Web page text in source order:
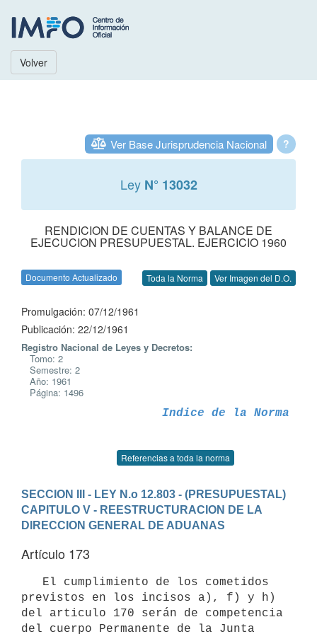
Volver
?
Ver Base Jurisprudencia Nacional
Ley N° 13032
RENDICION DE CUENTAS Y BALANCE DE
EJECUCION PRESUPUESTAL. EJERCICIO 1960
Documento Actualizado Toda la Norma Ver Imagen del D.O.
Promulgación: 07/12/1961
Publicación: 22/12/1961
Registro Nacional de Leyes y Decretos:
Tomo: 2
Semestre: 2
Año: 1961
Página: 1496
Indice de la Norma
Referencias a toda la norma
SECCION III - LEY N.o 12.803 - (PRESUPUESTAL)
CAPITULO V - REESTRUCTURACION DE LA
DIRECCION GENERAL DE ADUANAS
Artículo 173
previstos en los incisos a), f) y h)
del articulo 170 serán de competencia
del cuerpo Permanente de la Junta